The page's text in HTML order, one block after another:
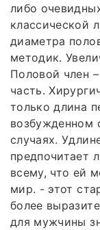
либо
классической
диаметра
методик.
Половой член
часть.
только длина
возбужденном
случаях.
предпочитает
всему, что ей
мир. - этот
более
для мужчины